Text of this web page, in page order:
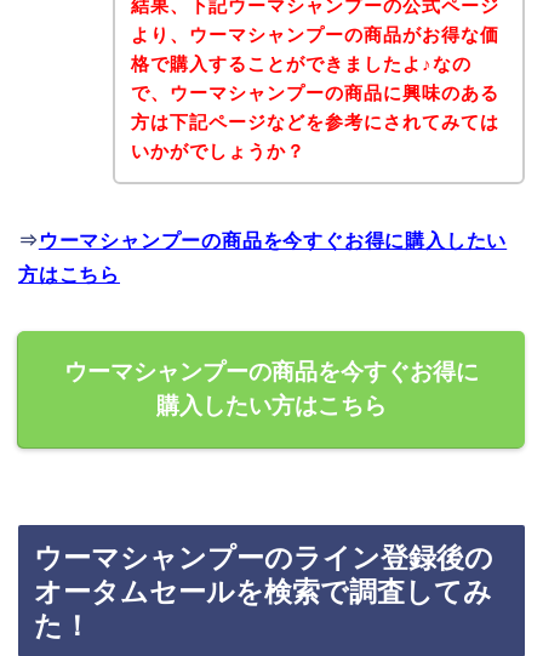
結果、下記ウーマシャンプーの公式ページ
より、ウーマシャンプーの商品がお得な価
格で購入することができましたよ♪なの
で、ウーマシャンプーの商品に興味のある
方は下記ページなどを参考にされてみては
いかがでしょうか？
⇒ ウーマシャンプーの商品を今すぐお得に購入したい
方はこちら
ウーマシャンプーの商品を今すぐお得に
購入したい方はこちら
ウーマシャンプーのライン登録後の
オータムセールを検索で調査してみ
た！